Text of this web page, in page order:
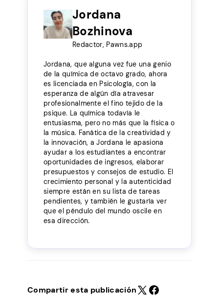
Jordana
Bozhinova
Redactor, Pawns.app
Jordana, que alguna vez fue una genio
de la química de octavo grado, ahora
es licenciada en Psicología, con la
esperanza de algún día atravesar
profesionalmente el fino tejido de la
psique. La química todavía le
entusiasma, pero no más que la física o
la música. Fanática de la creatividad y
la innovación, a Jordana le apasiona
ayudar a los estudiantes a encontrar
oportunidades de ingresos, elaborar
presupuestos y consejos de estudio. El
crecimiento personal y la autenticidad
siempre están en su lista de tareas
pendientes, y también le gustaría ver
que el péndulo del mundo oscile en
esa dirección.
Compartir esta publicación